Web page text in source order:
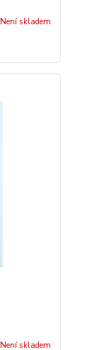
Není skladem
Není skladem